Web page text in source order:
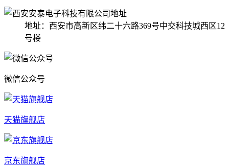
地址：西安市高新区纬二十六路369号中交科技城西区12
号楼
微信公众号
天猫旗舰店
京东旗舰店